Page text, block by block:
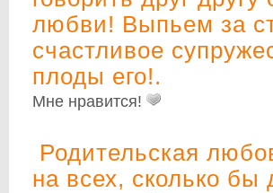
любви! Выпьем за
счастливое
плоды его!.
Мне нравится!
Родительская
на всех, сколько